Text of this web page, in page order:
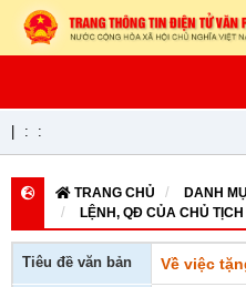
: :
TRANG CHỦ
DANH
LỆNH, QĐ CỦA CHỦ
Tiêu đề văn bản Về việc